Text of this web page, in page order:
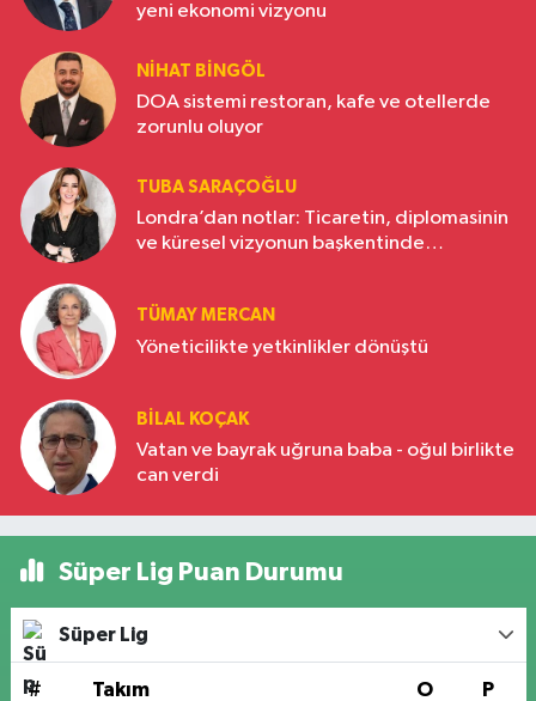
yeni ekonomi vizyonu
NIHAT BINGÖL
DOA sistemi restoran, kafe ve otellerde
zorunlu oluyor
TUBA SARAÇOĞLU
Londra’dan notlar: Ticaretin, diplomasinin
ve küresel vizyonun başkentinde
TÜMAY MERCAN
Yöneticilikte yetkinlikler dönüştü
BILAL KOÇAK
Vatan ve bayrak uğruna baba - oğul birlikte
can verdi
Süper Lig Puan Durumu
Süper Lig
# Takım O P